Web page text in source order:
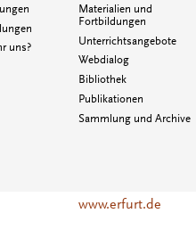
uns?
Materialien und
Fortbildungen
Unterrichtsangebote
Webdialog
Bibliothek
Publikationen
Sammlung und Archive
www.erfurt.de